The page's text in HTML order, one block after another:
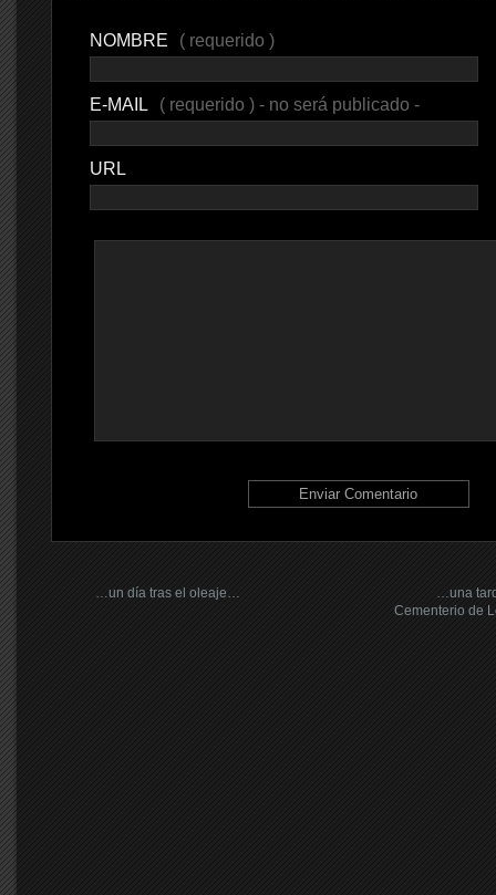
NOMBRE ( requerido )
E-MAIL ( requerido ) - no será publicado -
URL
…un día tras el oleaje…
…una
Cementerio de